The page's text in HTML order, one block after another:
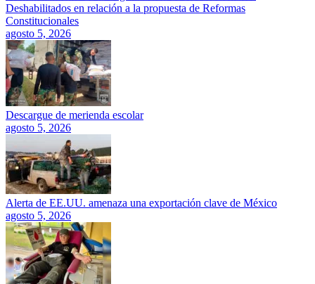
Deshabilitados en relación a la propuesta de Reformas
Constitucionales
agosto 5, 2026
Descargue de merienda escolar
agosto 5, 2026
Alerta de EE.UU. amenaza una exportación clave de México
agosto 5, 2026